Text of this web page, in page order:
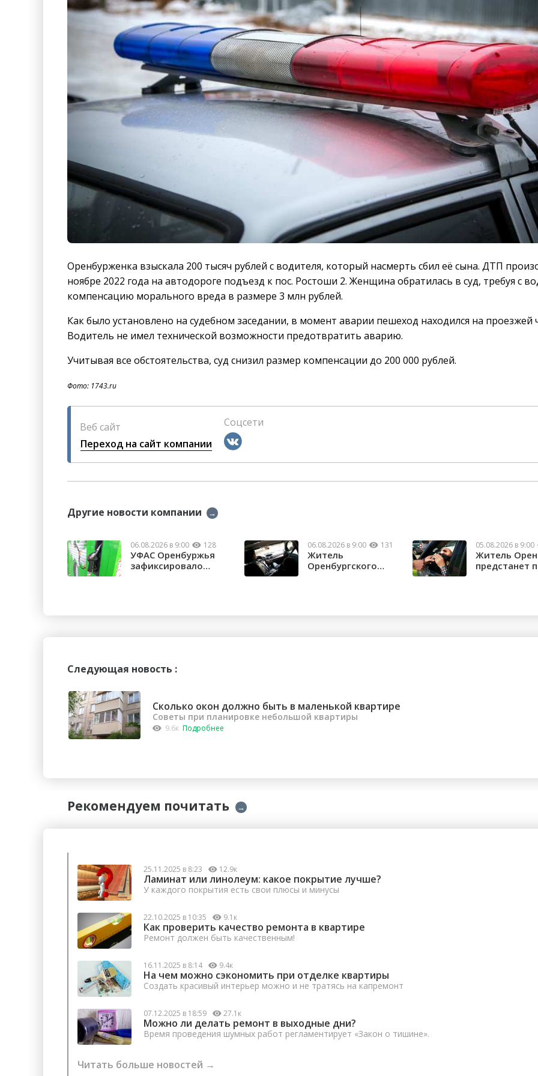
Оренбурженка взыскала 200 тысяч рублей с водителя, который насмерть сбил её сына. ДТП
ноябре 2022 года на автодороге подъезд к пос. Ростоши 2. Женщина обратилась в суд, требуя с
компенсацию морального вреда в размере 3 млн рублей.
Как было установлено на судебном заседании, в момент аварии пешеход находился на проезжей
Водитель не имел технической возможности предотвратить аварию.
Учитывая все обстоятельства, суд снизил размер компенсации до 200 000 рублей.
Фото: 1743.ru
Веб сайт
Переход на сайт компании
Соцсети
Другие новости компании →
06.08.2026 в 9:00 128
УФАС Оренбуржья
зафиксировало
06.08.2026 в 9:00 131
Житель
Оренбургского
05.08.2026 в 9:00
Житель
предстанет
Следующая новость :
Сколько окон должно быть в маленькой квартире
Советы при планировке небольшой квартиры
9.6к Подробнее
Рекомендуем почитать →
25.11.2025 в 8:23 12.9к
Ламинат или линолеум: какое покрытие лучше?
У каждого покрытия есть свои плюсы и минусы
22.10.2025 в 10:35 9.1к
Как проверить качество ремонта в квартире
Ремонт должен быть качественным!
16.11.2025 в 8:14 9.4к
На чем можно сэкономить при отделке квартиры
Создать красивый интерьер можно и не тратясь на капремонт
07.12.2025 в 18:59 27.1к
Можно ли делать ремонт в выходные дни?
Время проведения шумных работ регламентирует «Закон о тишине».
Читать больше новостей →